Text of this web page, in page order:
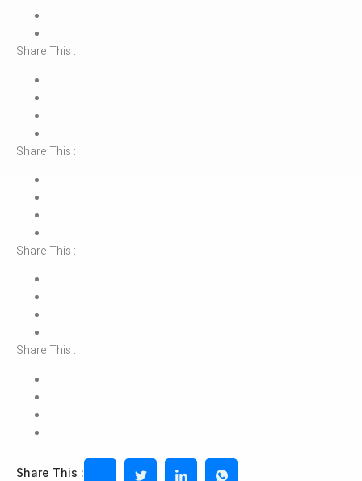
Share This :
Share This :
Share This :
Share This :
Share This :